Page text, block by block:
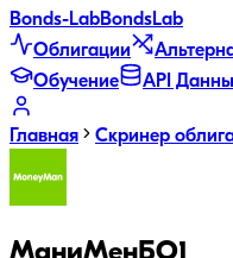
Bonds-LabBondsLab
Облигации
Обучение
API
Главная Скринер